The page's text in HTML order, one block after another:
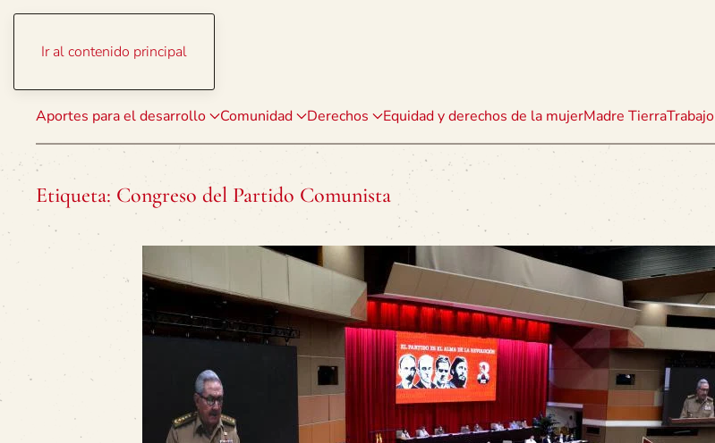
Ir al contenido principal
Aportes para el desarrollo Comunidad Derechos Equidad y derechos de la mujerMadre TierraTrabajo
Etiqueta: Congreso del Partido Comunista